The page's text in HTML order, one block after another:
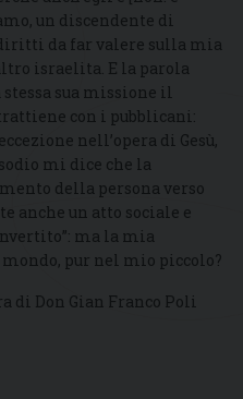
un discendente di
da far valere sulla mia
israelita. E la parola
sua missione il
con i pubblicani:
nell’opera di Gesù,
mi dice che la
della persona verso
anche un atto sociale e
ma la mia
pur nel mio piccolo?
di Don Gian Franco Poli